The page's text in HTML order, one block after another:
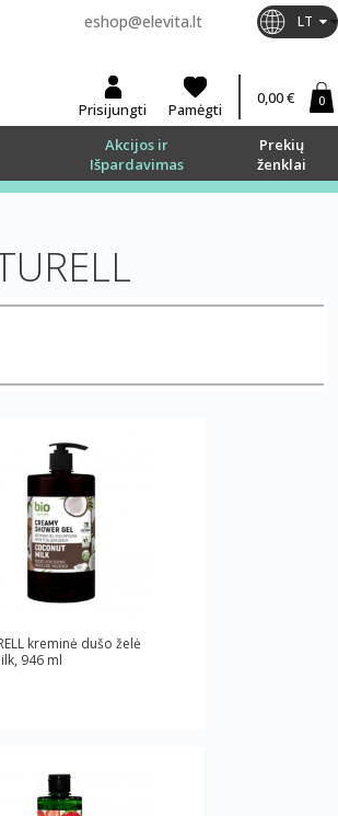
eshop@elevita.lt LT
Prisijungti Pamėgti
0,00 € 0
Akcijos ir
Išpardavimas
Prekių
ženklai
kreminė dušo želė
946 ml